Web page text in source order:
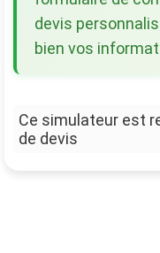
devis
bien vos
Ce simulateur est
de devis